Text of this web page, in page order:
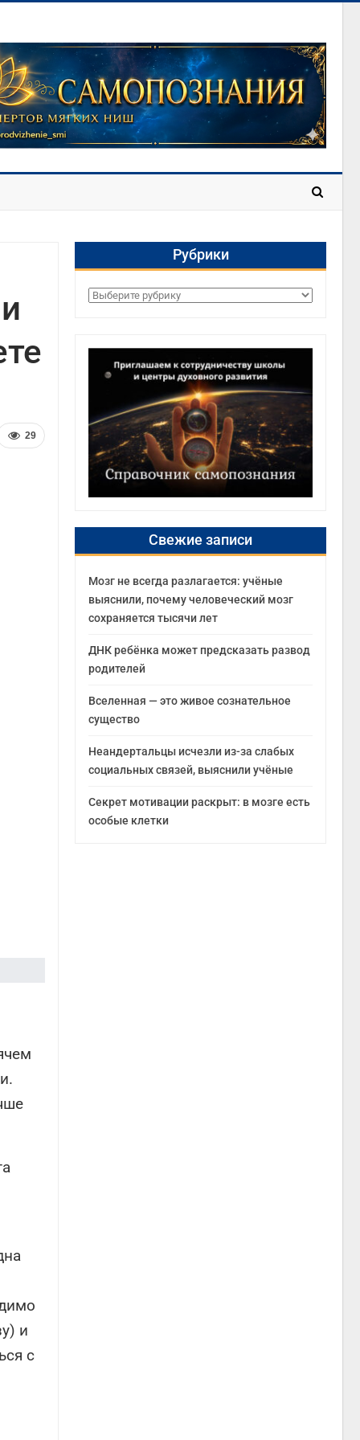
29
и
с
Рубрики
Рубрики
Свежие записи
Мозг не всегда разлагается: учёные
выяснили, почему человеческий мозг
сохраняется тысячи лет
ДНК ребёнка может предсказать развод
родителей
Вселенная — это живое сознательное
существо
Неандертальцы исчезли из-за слабых
социальных связей, выяснили учёные
Секрет мотивации раскрыт: в мозге есть
особые клетки